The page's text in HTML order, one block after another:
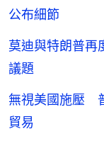
公布細節
莫迪與特朗普
議題
無視美國施壓
貿易